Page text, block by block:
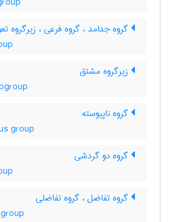
گروه جدامد ، گروه فرعی ، زیرگروه
زیرگروه مشتق
گروه ناپیوسته
group
گروه دو گردشی
گروه تفاضل ، گروه تفاضلی